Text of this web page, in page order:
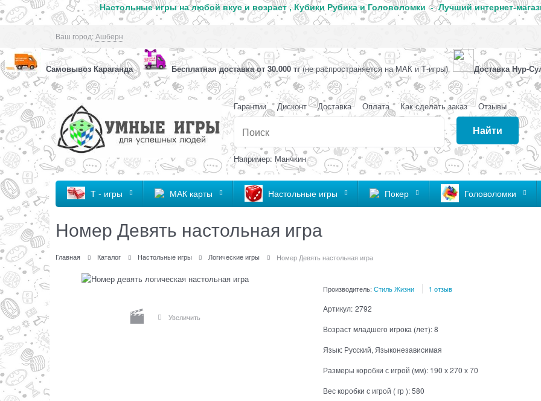
Настольные игры на любой вкус и возраст , Кубики Рубика и Головоломки - Лучший интернет-
Ваш город:Ашберн
Самовывоз Караганда Бесплатная доставка от 30.000 тг(не распространяется на МАК и Т-игры) Доставка Нур-
Гарантии Дисконт Доставка Оплата Как сделать заказ Отзывы
Найти
Например: Манчкин
Т - игры МАК карты Настольные игры Покер Головоломки
Номер Девять настольная игра
Главная Каталог Настольные игры Логические игры Номер Девять настольная игра
Увеличить
Производитель: Стиль Жизни 1 отзыв
Артикул: 2792
Возраст младшего игрока (лет):8
Язык: Русский, Языконезависимая
Размеры коробки с игрой (мм): 190 х 270 х 70
Вес коробки с игрой ( гр ):580